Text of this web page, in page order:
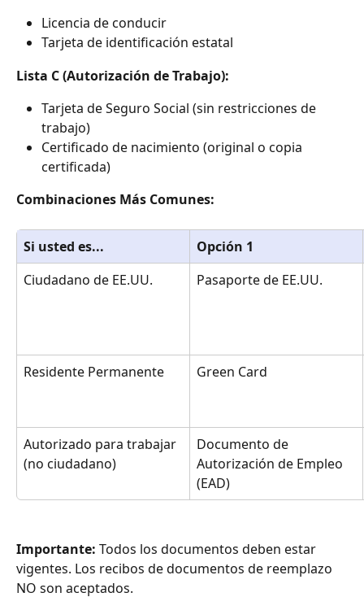
Licencia de conducir
Tarjeta de identificación estatal
Lista C (Autorización de Trabajo):
Tarjeta de Seguro Social (sin restricciones de
trabajo)
Certificado de nacimiento (original o copia
certificada)
Combinaciones Más Comunes:
Si usted es...
Opción 1
Ciudadano de EE.UU.
Pasaporte de EE.UU.
Residente Permanente Green Card
Autorizado para trabajar
(no ciudadano)
Documento de
Autorización de Empleo
(EAD)
Importante: Todos los documentos deben estar
vigentes. Los recibos de documentos de reemplazo
NO son aceptados.